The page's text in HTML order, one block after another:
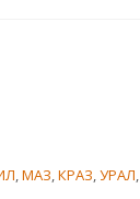
,МАЗ,КРАЗ,УРАЛ,